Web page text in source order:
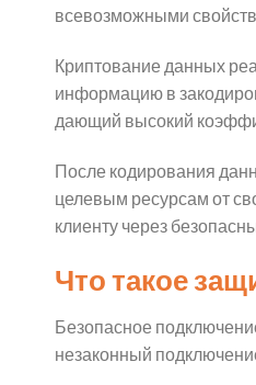
всевозможными
Криптование данных
информацию в
дающий высокий
После кодирования
целевым ресурсам от
клиенту через
Что такое
Безопасное
незаконный